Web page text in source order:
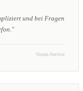
und bei Fragen
Visum-Service